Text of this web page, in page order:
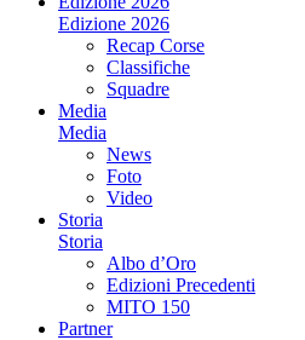
Edizione 2026
Recap Corse
Classifiche
Squadre
Media
Media
News
Foto
Video
Storia
Storia
Albo d’Oro
Edizioni Precedenti
MITO 150
Partner